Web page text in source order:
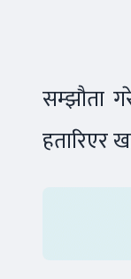
सम्झौता
हतारिएर